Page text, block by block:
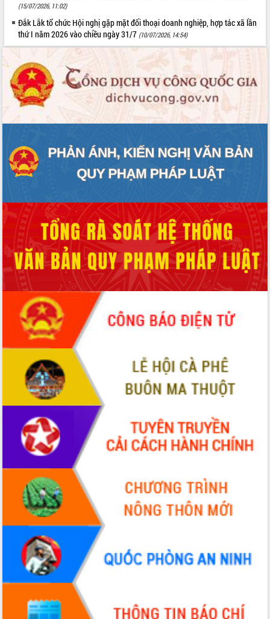
(15/07/2026, 11:02)
Đắk Lắk tổ chức Hội nghị gặp mặt đối thoại doanh nghiệp, hợp tác xã lần
thứ I năm 2026 vào chiều ngày 31/7 (10/07/2026, 14:54)